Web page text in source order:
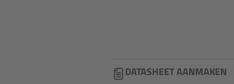
DATASHEET AANMAKEN